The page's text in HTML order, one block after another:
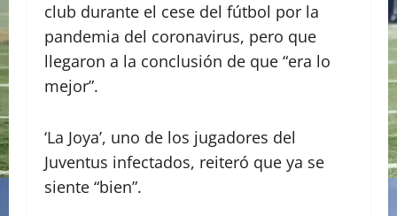
club durante el cese del fútbol por la
pandemia del coronavirus, pero que
llegaron a la conclusión de que “era lo
mejor”.
‘La Joya’, uno de los jugadores del
Juventus infectados, reiteró que ya se
siente “bien”.